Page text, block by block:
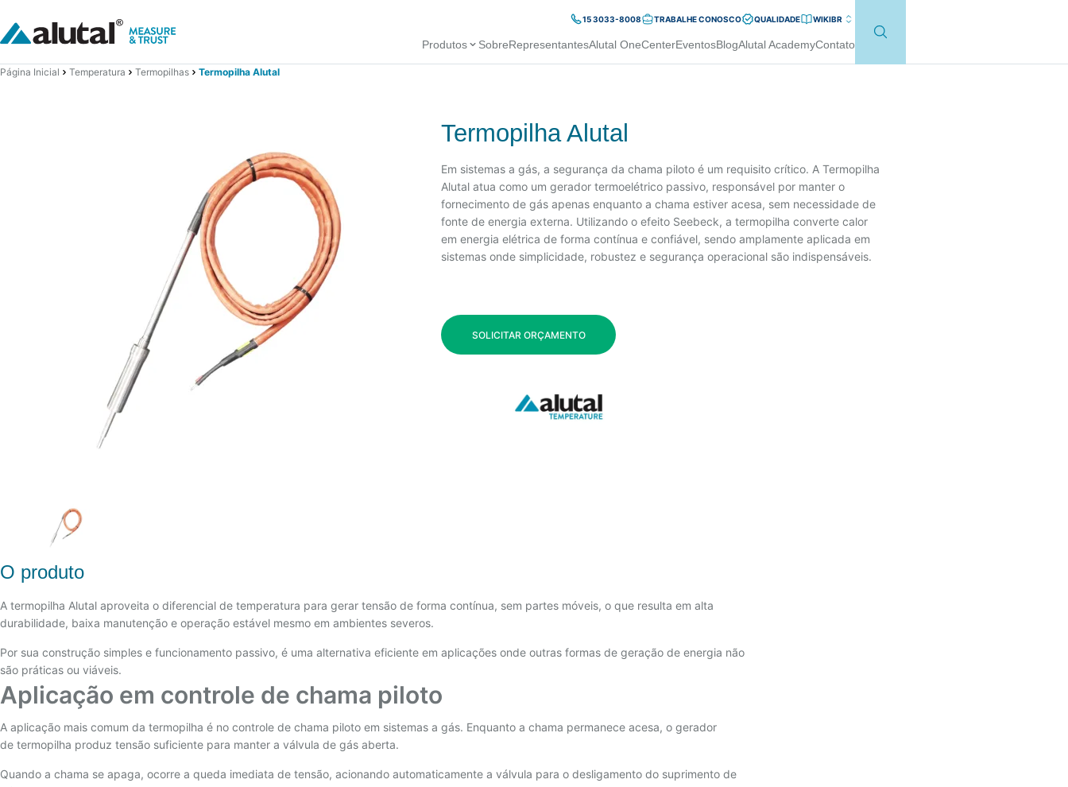
15 3033-8008 TRABALHE CONOSCO QUALIDADE WIKIBR
Produtos SobreRepresentantesAlutal OneCenterEventosBlogAlutal AcademyContato
Página Inicial Temperatura Termopilhas Termopilha Alutal
Termopilha Alutal
Em sistemas a gás, a segurança da chama piloto é um requisito crítico. A Termopilha
Alutal atua como um gerador termoelétrico passivo, responsável por manter o
fornecimento de gás apenas enquanto a chama estiver acesa, sem necessidade de
fonte de energia externa. Utilizando o efeito Seebeck, a termopilha converte calor
em energia elétrica de forma contínua e confiável, sendo amplamente aplicada em
sistemas onde simplicidade, robustez e segurança operacional são indispensáveis.
SOLICITAR ORÇAMENTO
O produto
A termopilha Alutal aproveita o diferencial de temperatura para gerar tensão de forma contínua, sem partes móveis, o que resulta em alta
durabilidade, baixa manutenção e operação estável mesmo em ambientes severos.
Por sua construção simples e funcionamento passivo, é uma alternativa eficiente em aplicações onde outras formas de geração de energia não
são práticas ou viáveis.
Aplicação em controle de chama piloto
A aplicação mais comum da termopilha é no controle de chama piloto em sistemas a gás. Enquanto a chama permanece acesa, o gerador
de termopilha produz tensão suficiente para manter a válvula de gás aberta.
Quando a chama se apaga, ocorre a queda imediata de tensão, acionando automaticamente a válvula para o desligamento do suprimento de